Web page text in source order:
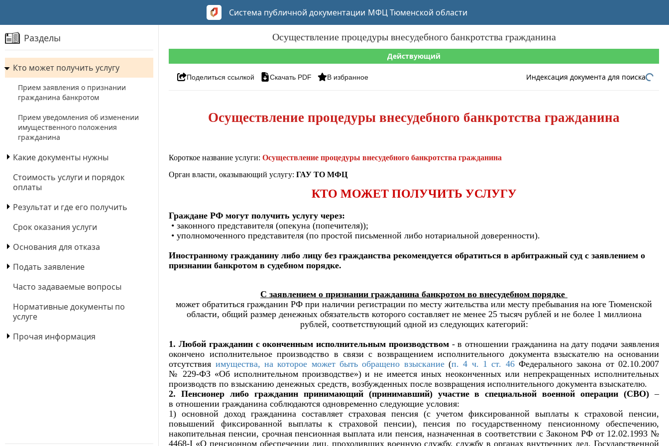
Система публичной документации МФЦ Тюменской области
Разделы
Кто может получить услугу
Прием заявления о признании
гражданина банкротом
Прием уведомления об изменении
имущественного положения
гражданина
Какие документы нужны
Стоимость услуги и порядок
оплаты
Результат и где его получить
Срок оказания услуги
Основания для отказа
Подать заявление
Часто задаваемые вопросы
Нормативные документы по
услуге
Прочая информация
Осуществление процедуры внесудебного банкротства гражданина
Действующий
Поделиться ссылкой Скачать PDF В избранное Индексация документа для поиска
Осуществление процедуры внесудебного банкротства гражданина
Короткое название услуги:Осуществление процедуры внесудебного банкротства гражданина
Орган власти, оказывающий услугу:ГАУ ТО МФЦ
КТО МОЖЕТ ПОЛУЧИТЬ УСЛУГУ
Граждане РФ могут получить услугу через:
• законного представителя (опекуна (попечителя));
• уполномоченного представителя (по простой письменной либо нотариальной доверенности).
Иностранному гражданину либо лицу без гражданства рекомендуется обратиться в арбитражный суд с заявлением о
признании банкротом в судебном порядке.
С заявлением о признании гражданина банкротом во внесудебном порядке
может обратиться гражданин РФпри наличии регистрации по месту жительства или месту пребывания на юге Тюменской
области, общий размер денежных обязательств которого составляет не менее 25 тысяч рублей и не более 1 миллиона
рублей, соответствующий одной из следующих категорий:
1. Любой гражданин с оконченным исполнительным производством- в отношении гражданина на дату подачи заявления
окончено исполнительное производство в связи с возвращением исполнительного документа взыскателю на основании
отсутствия имущества, на которое может быть обращено взыскание (п. 4 ч. 1 ст. 46Федерального закона от 02.10.2007
№ 229-ФЗ «Об исполнительном производстве») и не имеетсяиных неоконченных или непрекращенных исполнительных
производств по взысканию денежных средств, возбужденных после возвращения исполнительного документа взыскателю.
2. Пенсионер либо гражданин принимающий (принимавший) участие в специальной военной операции (СВО) –
в отношении гражданина соблюдаются одновременно следующие условия:
1) основной доход гражданина составляет страховая пенсия(с учетом фиксированной выплаты к страховой пенсии,
повышений фиксированной выплаты к страховой пенсии), пенсия по государственному пенсионному обеспечению,
накопительная пенсии, срочная пенсионная выплата или пенсия, назначенная в соответствии с Законом РФ от 12.02.1993 №
4468-I «О пенсионном обеспечении лиц, проходивших военную службу, службу в органах внутренних дел, Государственной